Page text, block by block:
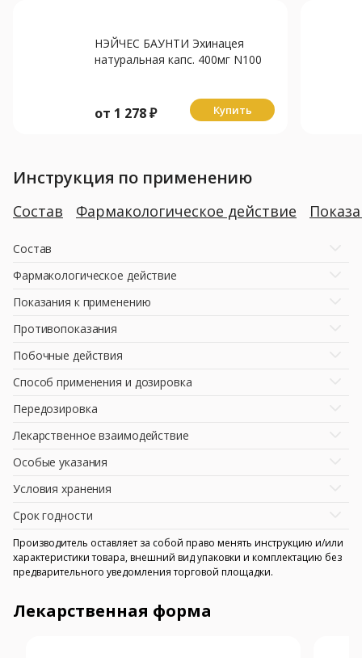
НЭЙЧЕС БАУНТИ Эхинацея
натуральная капс. 400мг N100
от 1 278₽ Купить
Инструкция по применению
Состав Фармакологическое действие
Состав
Фармакологическое действие
Показания к применению
Противопоказания
Побочные действия
Способ применения и дозировка
Передозировка
Лекарственное взаимодействие
Особые указания
Условия хранения
Срок годности
Производитель оставляет за собой право менять инструкцию и/или
характеристики товара, внешний вид упаковки и комплектацию без
предварительного уведомления торговой площадки.
Лекарственная форма